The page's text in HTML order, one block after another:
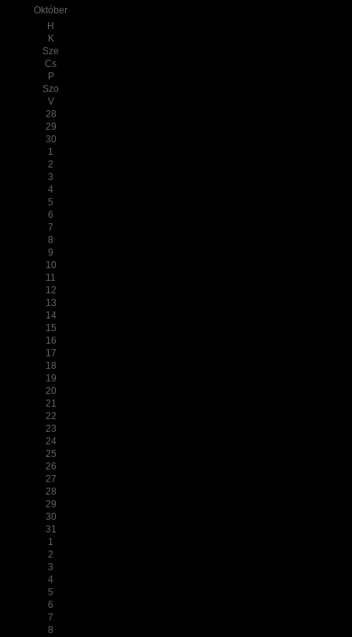
Október
H
K
Sze
Cs
P
Szo
V
28
29
30
1
2
3
4
5
6
7
8
9
10
11
12
13
14
15
16
17
18
19
20
21
22
23
24
25
26
27
28
29
30
31
1
2
3
4
5
6
7
8